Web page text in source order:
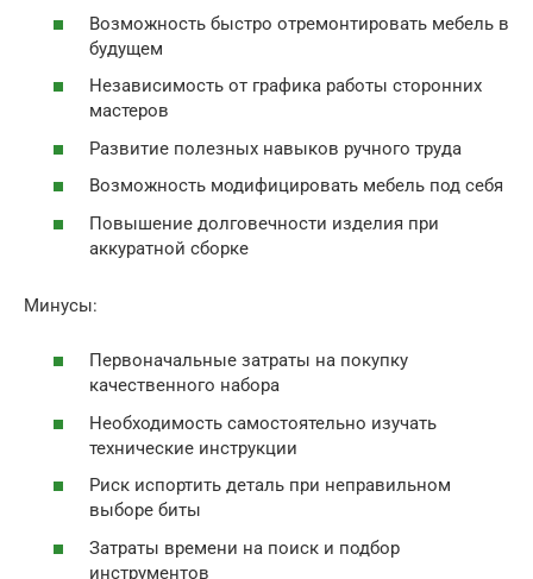
Возможность быстро отремонтировать мебель в
будущем
Независимость от графика работы сторонних
мастеров
Развитие полезных навыков ручного труда
Возможность модифицировать мебель под себя
Повышение долговечности изделия при
аккуратной сборке
Минусы:
Первоначальные затраты на покупку
качественного набора
Необходимость самостоятельно изучать
технические инструкции
Риск испортить деталь при неправильном
выборе биты
Затраты времени на поиск и подбор
инструментов